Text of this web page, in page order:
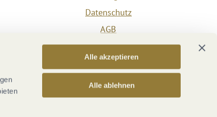
Alle akzeptieren
Alle ablehnen
Datenschutz
AGB
Impressum
Barrierefreiheit
Vertrag widerrufen
Versicherungsvertrag widerrufen